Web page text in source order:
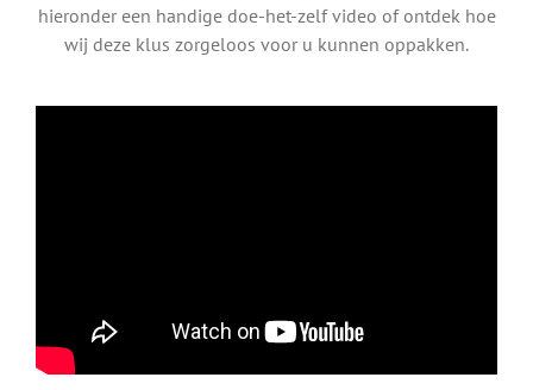
hieronder een handige doe-het-zelf video of ontdek hoe
wij deze klus zorgeloos voor u kunnen oppakken.